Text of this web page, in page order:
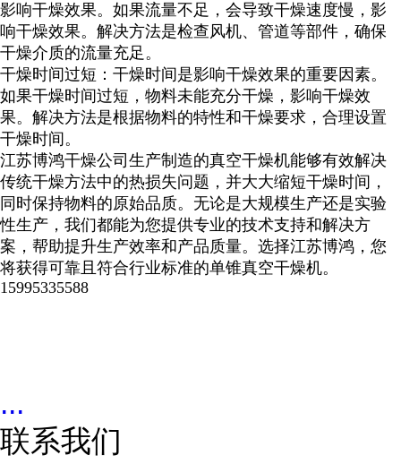
影响干燥效果。如果流量不足，会导致干燥速度慢，影
响干燥效果。解决方法是检查风机、管道等部件，确保
干燥介质的流量充足。
干燥时间过短：干燥时间是影响干燥效果的重要因素。
如果干燥时间过短，物料未能充分干燥，影响干燥效
果。解决方法是根据物料的特性和干燥要求，合理设置
干燥时间。
江苏博鸿干燥公司生产制造的真空干燥机能够有效解决
传统干燥方法中的热损失问题，并大大缩短干燥时间，
同时保持物料的原始品质。无论是大规模生产还是实验
性生产，我们都能为您提供专业的技术支持和解决方
案，帮助提升生产效率和产品质量。选择江苏博鸿，您
将获得可靠且符合行业标准的单锥真空干燥机。
15995335588
...
联系我们